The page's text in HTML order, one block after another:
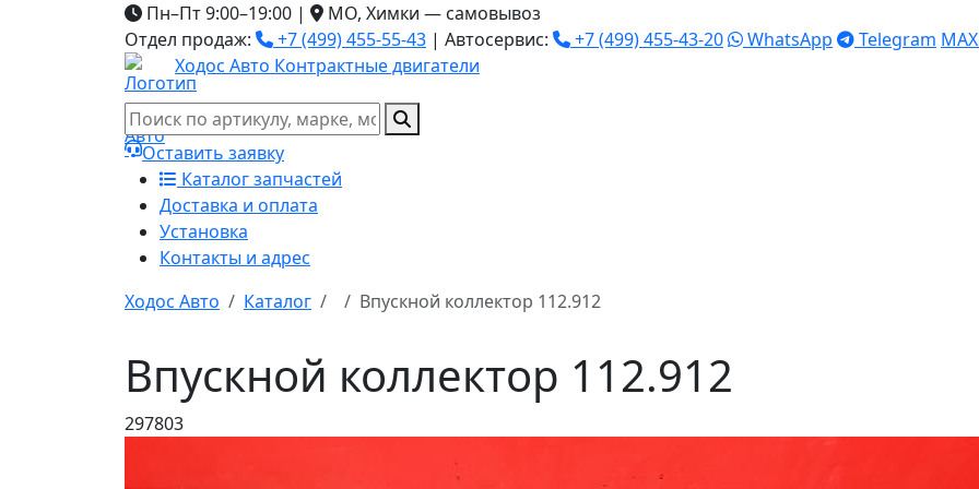
Пн–Пт 9:00–19:00 |
МО, Химки — самовывоз
Отдел продаж:
+7 (499) 455-55-43 | Автосервис: +7 (499) 455-43-20 WhatsApp Telegram MAX
Ходос Авто Контрактные двигатели
Оставить заявку
Каталог запчастей
Доставка и оплата
Установка
Контакты и адрес
Ходос Авто
Каталог Впускной коллектор 112.912
Впускной коллектор 112.912
297803